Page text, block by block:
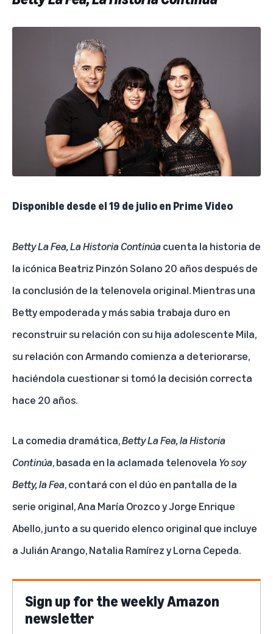
Disponible desde el 19 de julio en Prime Video
Betty La Fea, La Historia Continúacuenta la historia de
la icónica Beatriz Pinzón Solano 20 años después de
la conclusión de la telenovela original. Mientras una
Betty empoderada y más sabia trabaja duro en
reconstruir su relación con su hija adolescente Mila,
su relación con Armando comienza a deteriorarse,
haciéndola cuestionar si tomó la decisión correcta
hace 20 años.
La comedia dramática,Betty La Fea, la Historia
Continúa, basada en la aclamada telenovela Yo soy
Betty, la Fea, contará con el dúo en pantalla de la
serie original, Ana María Orozco y Jorge Enrique
Abello, junto a su querido elenco original que incluye
a Julián Arango, Natalia Ramírez y Lorna Cepeda.
Sign up for the weekly Amazon
newsletter